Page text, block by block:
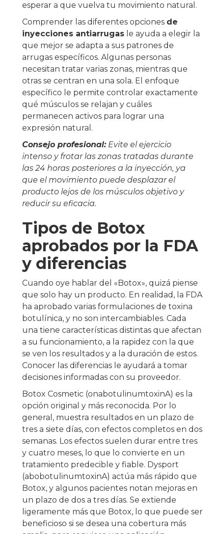
esperar a que vuelva tu movimiento natural.
Comprender las diferentes opciones de
inyecciones antiarrugas le ayuda a elegir la
que mejor se adapta a sus patrones de
arrugas específicos. Algunas personas
necesitan tratar varias zonas, mientras que
otras se centran en una sola. El enfoque
específico le permite controlar exactamente
qué músculos se relajan y cuáles
permanecen activos para lograr una
expresión natural.
Consejo profesional: Evite el ejercicio
intenso y frotar las zonas tratadas durante
las 24 horas posteriores a la inyección, ya
que el movimiento puede desplazar el
producto lejos de los músculos objetivo y
reducir su eficacia.
Tipos de Botox
aprobados por la FDA
y diferencias
Cuando oye hablar del «Botox», quizá piense
que solo hay un producto. En realidad, la FDA
ha aprobado varias formulaciones de toxina
botulínica, y no son intercambiables. Cada
una tiene características distintas que afectan
a su funcionamiento, a la rapidez con la que
se ven los resultados y a la duración de estos.
Conocer las diferencias le ayudará a tomar
decisiones informadas con su proveedor.
Botox Cosmetic (onabotulinumtoxinA) es la
opción original y más reconocida. Por lo
general, muestra resultados en un plazo de
tres a siete días, con efectos completos en dos
semanas. Los efectos suelen durar entre tres
y cuatro meses, lo que lo convierte en un
tratamiento predecible y fiable. Dysport
(abobotulinumtoxinA) actúa más rápido que
Botox, y algunos pacientes notan mejoras en
un plazo de dos a tres días. Se extiende
ligeramente más que Botox, lo que puede ser
beneficioso si se desea una cobertura más